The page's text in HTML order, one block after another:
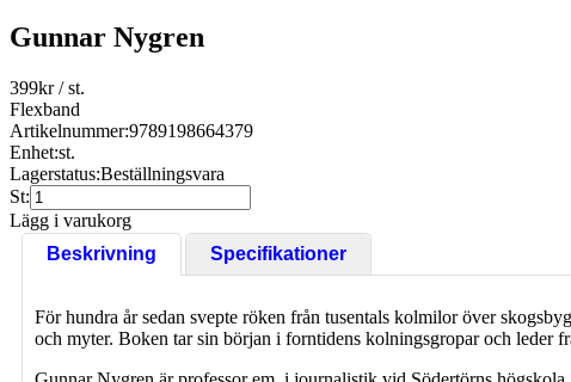
Gunnar Nygren
399kr/ st.
Flexband
Artikelnummer:9789198664379
Enhet:st.
Lagerstatus:Beställningsvara
St:
Lägg i varukorg
Beskrivning
Specifikationer
För hundra år sedan svepte röken från tusentals kolmilor över
och myter. Boken tar sin början i forntidens kolningsgropar och leder